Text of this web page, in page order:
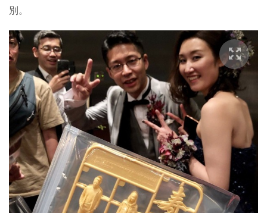
別。